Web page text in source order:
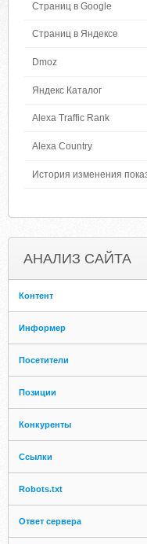
Страниц в Google
Страниц в Яндексе
Dmoz
Яндекс Каталог
Alexa Traffic Rank
Alexa Country
История изменения
АНАЛИЗ САЙТА
Контент
Информер
Посетители
Позиции
Конкуренты
Ссылки
Robots.txt
Ответ сервера